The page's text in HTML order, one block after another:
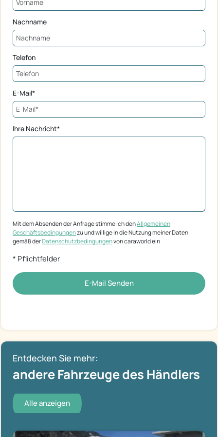
Nachname
Telefon
E-Mail*
Ihre Nachricht*
Mit dem Absenden der Anfrage stimme ich denAllgemeinen
Geschäftsbedingungenzu und willige in die Nutzung meiner Daten
gemäß derDatenschutzbedingungenvon caraworld ein
* Pflichtfelder
E-Mail Senden
Entdecken Sie mehr:
andere Fahrzeuge des Händlers
Alle anzeigen